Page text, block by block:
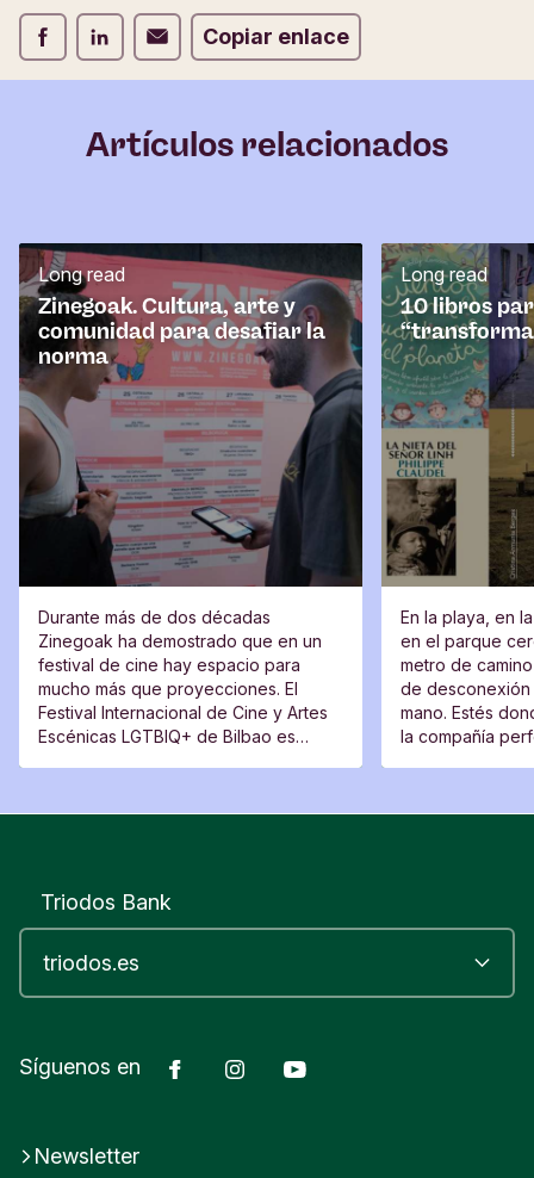
d
e
c
r
i
o
Compartir Facebook
Compartir LinkedIn
Compartir Correo electrónico
Copiar enlace
Artículos relacionados
Zinegoak. Cultura, arte y
comunidad para desafiar la
norma
Long read
Durante más de dos décadas
Zinegoak ha demostrado que en un
festival de cine hay espacio para
mucho más que proyecciones. El
Festival Internacional de Cine y Artes
Escénicas LGTBIQ+ de Bilbao es
10 libros
Long read
En la playa, en
en el parque
metro de
de
mano. Estés
la compañía
Triodos Bank
Síguenos en FacebookInstagram
Newsletter